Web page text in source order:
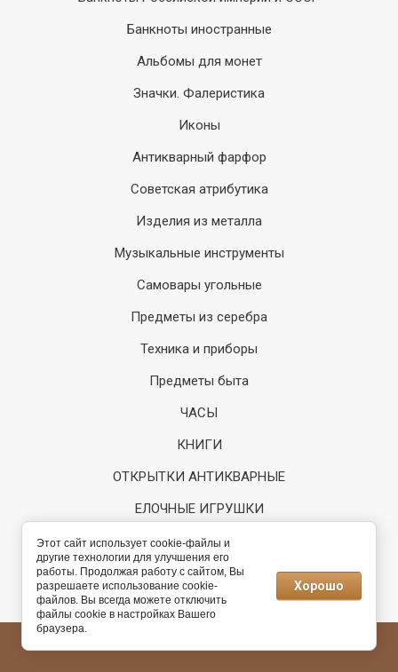
Банкноты иностранные
Альбомы для монет
Значки. Фалеристика
Иконы
Антикварный фарфор
Советская атрибутика
Изделия из металла
Музыкальные инструменты
Самовары угольные
Предметы из серебра
Техника и приборы
Предметы быта
ЧАСЫ
КНИГИ
ОТКРЫТКИ АНТИКВАРНЫЕ
ЕЛОЧНЫЕ ИГРУШКИ
Регистрация
Разработка интернет-
магазина
Этот сайт использует cookie-файлы и
другие технологии для улучшения его
работы. Продолжая работу с сайтом, Вы
разрешаете использование cookie-
файлов. Вы всегда можете отключить
файлы cookie в настройках Вашего
браузера.
Хорошо